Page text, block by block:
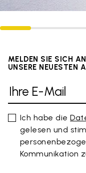
MELDEN SIE SICH
UNSERE NEUESTEN
Ich habe die
gelesen und
Kommunikation